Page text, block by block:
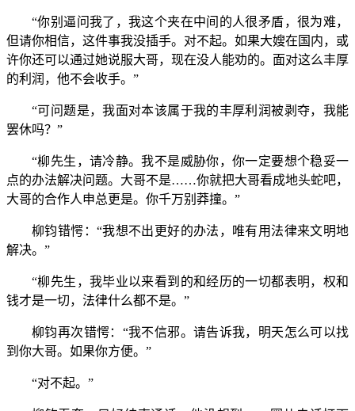
“你别逼问我了，我这个夹在中间的人很矛盾，很为难，
但请你相信，这件事我没插手。对不起。如果大嫂在国内，或
许你还可以通过她说服大哥，现在没人能劝的。面对这么丰厚
的利润，他不会收手。”
“可问题是，我面对本该属于我的丰厚利润被剥夺，我能
罢休吗？”
“柳先生，请冷静。我不是威胁你，你一定要想个稳妥一
点的办法解决问题。大哥不是……你就把大哥看成地头蛇吧，
大哥的合作人申总更是。你千万别莽撞。”
柳钧错愕：“我想不出更好的办法，唯有用法律来文明地
解决。”
“柳先生，我毕业以来看到的和经历的一切都表明，权和
钱才是一切，法律什么都不是。”
柳钧再次错愕：“我不信邪。请告诉我，明天怎么可以找
到你大哥。如果你方便。”
“对不起。”